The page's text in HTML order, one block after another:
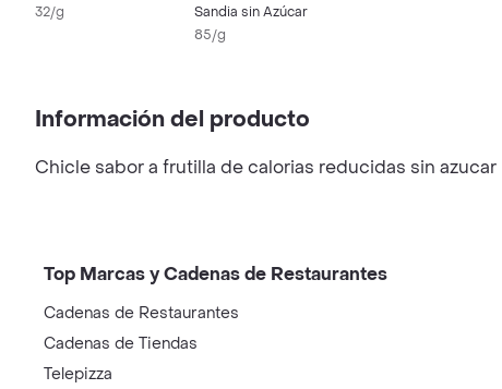
32/g
Sandia sin Azúcar
85/g
Información del producto
Chicle sabor a frutilla de calorias reducidas sin azucar
Top Marcas y Cadenas de Restaurantes
Cadenas de Restaurantes
Cadenas de Tiendas
Telepizza